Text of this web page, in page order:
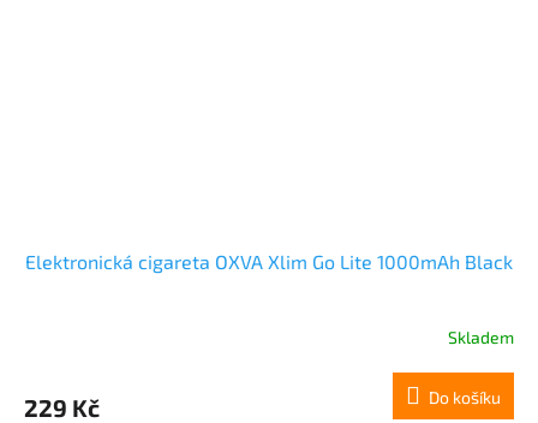
Elektronická cigareta OXVA Xlim Go Lite 1000mAh Black
Skladem
229 Kč Do košíku